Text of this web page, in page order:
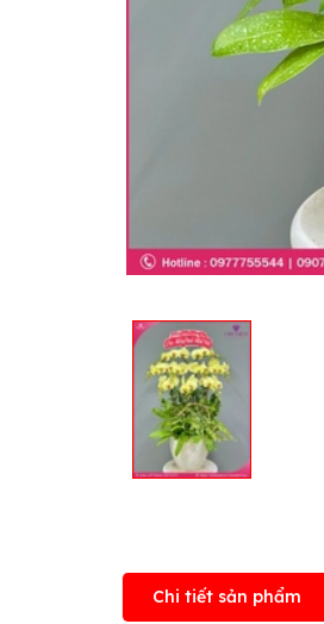
Chi tiết sản phẩm